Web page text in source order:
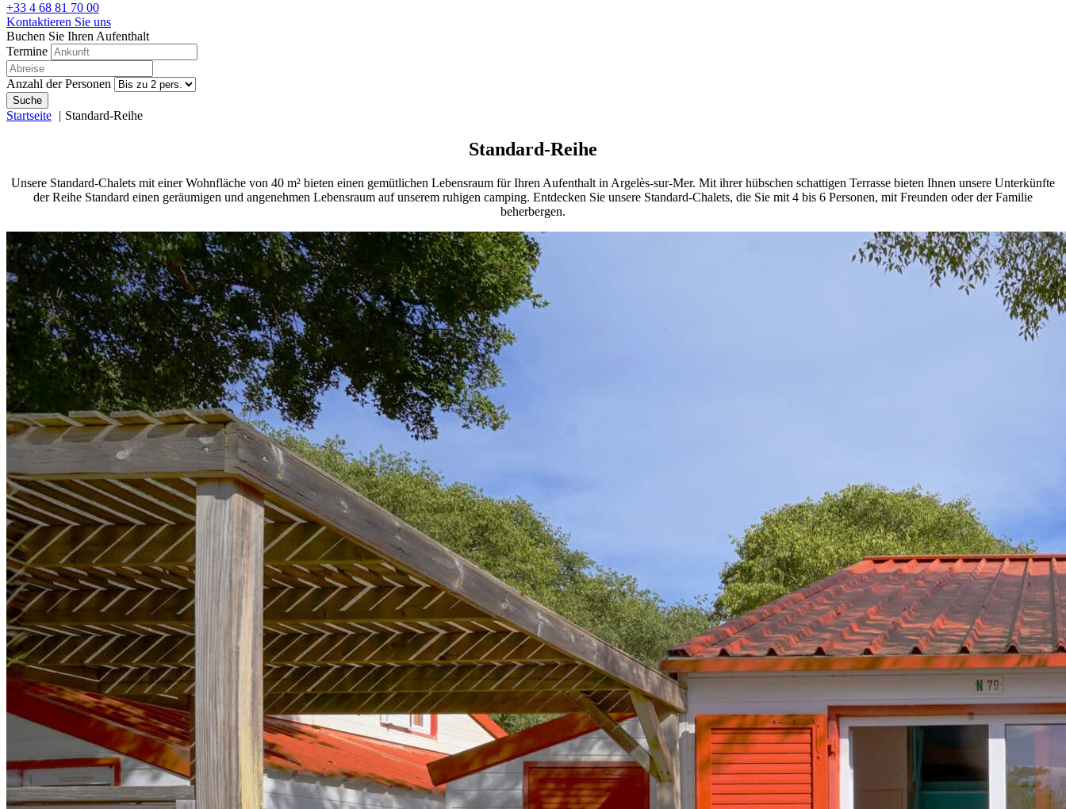
+33 4 68 81 70 00
Kontaktieren Sie uns
Buchen Sie Ihren Aufenthalt
Termine
Anzahl der Personen
Suche
Startseite Standard-Reihe
Standard-Reihe
Unsere Standard-Chalets mit einer Wohnfläche von 40 m² bieten einen gemütlichen Lebensraum für Ihren Aufenthalt in Argelès-sur-Mer. Mit ihrer hübschen schattigen Terrasse bieten Ihnen unsere Unterkünfte
der Reihe Standard einen geräumigen und angenehmen Lebensraum auf unserem ruhigen camping. Entdecken Sie unsere Standard-Chalets, die Sie mit 4 bis 6 Personen, mit Freunden oder der Familie
beherbergen.